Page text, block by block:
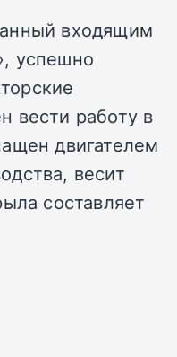
входящим
успешно
вести работу в
двигателем
весит
составляет